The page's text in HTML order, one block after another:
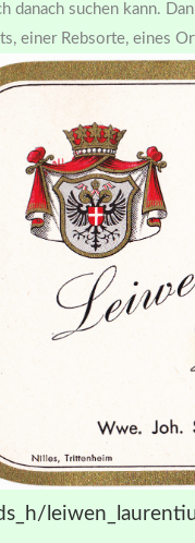
danach suchen kann.
einer Rebsorte, eines